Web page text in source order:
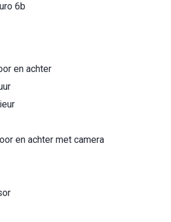
6b
en achter
en achter met camera